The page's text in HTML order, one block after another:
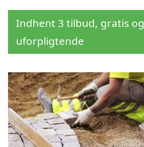
Indhent 3 tilbud, gratis og
uforpligtende